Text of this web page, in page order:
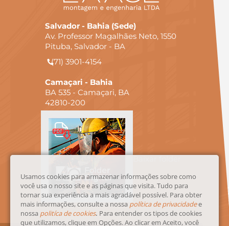
Salvador - Bahia (Sede)
Av. Professor Magalhães Neto, 1550
Pituba, Salvador - BA
(71) 3901-4154
Camaçari - Bahia
BA 535 - Camaçari, BA
42810-200
Usamos cookies para armazenar informações sobre como
você usa o nosso site e as páginas que visita. Tudo para
tornar sua experiência a mais agradável possível. Para obter
mais informações, consulte a nossa política de privacidadee
nossa politíca de cookies. Para entender os tipos de cookies
que utilizamos, clique em Opções. Ao clicar em Aceito, você